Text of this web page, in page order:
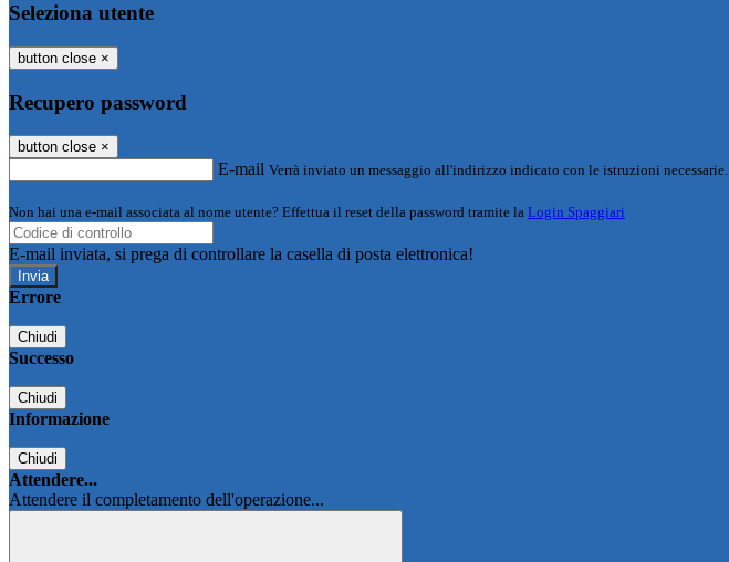
Seleziona utente
button close ×
Recupero password
button close ×
E-mail Verrà inviato un messaggio all'indirizzo indicato con le istruzioni necessarie.
Non hai una e-mail associata al nome utente? Effettua il reset della password tramite la Login Spaggiari
E-mail inviata, si prega di controllare la casella di posta elettronica!
Errore
Chiudi
Successo
Chiudi
Informazione
Chiudi
Attendere...
Attendere il completamento dell'operazione...